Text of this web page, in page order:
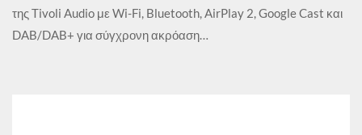
της Tivoli Audio με Wi-Fi, Bluetooth, AirPlay 2, Google Cast και
DAB/DAB+ για σύγχρονη ακρόαση…